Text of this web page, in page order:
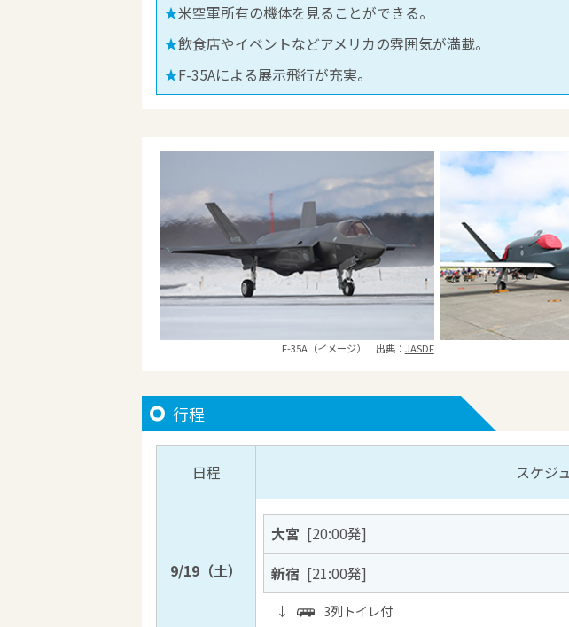
米空軍所有の機体を見ることができる。
飲食店やイベントなどアメリカの雰囲気が満載。
F-35Aによる展示飛行が充実。
F-35A（イメージ） 出典： JASDF
行程
日程 スケジ
9/19（土）
大宮 [20:00発]
新宿 [21:00発]
↓ 3列トイレ付